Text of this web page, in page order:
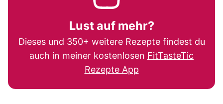
Lust auf mehr?
Dieses und 350+ weitere Rezepte findest du
auch in meiner kostenlosen FitTasteTic
Rezepte App